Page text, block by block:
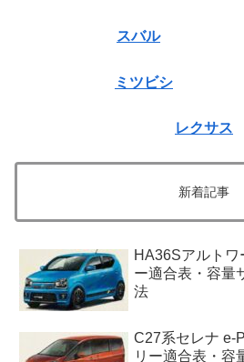
スバル
ミツビシ
レクサス
新着記事
HA36Sアルトワ
ー適合表・容量
法
C27系セレナ e-
リー適合表・容